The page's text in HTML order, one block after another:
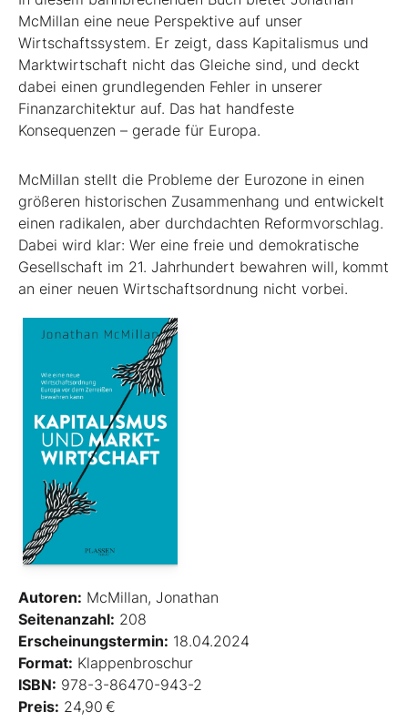
McMillan eine neue Perspektive auf unser
Wirtschaftssystem. Er zeigt, dass Kapitalismus und
Marktwirtschaft nicht das Gleiche sind, und deckt
dabei einen grundlegenden Fehler in unserer
Finanzarchitektur auf. Das hat handfeste
Konsequenzen – gerade für Europa.
McMillan stellt die Probleme der Eurozone in einen
größeren historischen Zusammenhang und entwickelt
einen radikalen, aber durchdachten Reformvorschlag.
Dabei wird klar: Wer eine freie und demokratische
Gesellschaft im 21. Jahrhundert bewahren will, kommt
an einer neuen Wirtschaftsordnung nicht vorbei.
Autoren: McMillan, Jonathan
Seitenanzahl: 208
Erscheinungstermin: 18.04.2024
Format: Klappenbroschur
ISBN: 978-3-86470-943-2
Preis: 24,90 €